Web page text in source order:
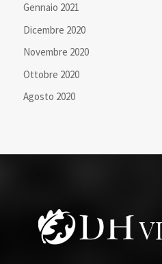
Gennaio 2021
Dicembre 2020
Novembre 2020
Ottobre 2020
Agosto 2020